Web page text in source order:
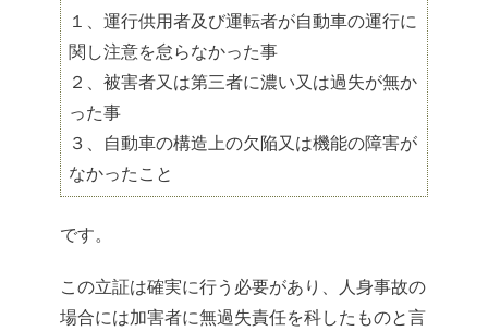
１、運行供用者及び運転者が自動車の運行に
関し注意を怠らなかった事
２、被害者又は第三者に濃い又は過失が無か
った事
３、自動車の構造上の欠陥又は機能の障害が
なかったこと
です。
この立証は確実に行う必要があり、人身事故の
場合には加害者に無過失責任を科したものと言